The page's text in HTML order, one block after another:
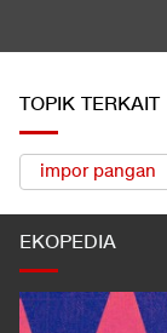
TOPIK TERKAIT
impor pangan
EKOPEDIA